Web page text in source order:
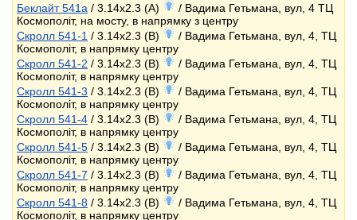
Беклайт 541a / 3.14x2.3 (A)
/ Вадима Гетьмана, вул, 4 ТЦ
Космополіт, на мосту, в напрямку з центру
Скролл 541-1 / 3.14x2.3 (B)
/ Вадима Гетьмана, вул, 4, ТЦ
Космополіт, в напрямку центру
Скролл 541-2 / 3.14x2.3 (B)
/ Вадима Гетьмана, вул, 4, ТЦ
Космополіт, в напрямку центру
Скролл 541-3 / 3.14x2.3 (B)
/ Вадима Гетьмана, вул, 4, ТЦ
Космополіт, в напрямку центру
Скролл 541-4 / 3.14x2.3 (B)
/ Вадима Гетьмана, вул, 4, ТЦ
Космополіт, в напрямку центру
Скролл 541-5 / 3.14x2.3 (B)
/ Вадима Гетьмана, вул, 4, ТЦ
Космополіт, в напрямку центру
Скролл 541-7 / 3.14x2.3 (B)
/ Вадима Гетьмана, вул, 4, ТЦ
Космополіт, в напрямку центру
Скролл 541-8 / 3.14x2.3 (B)
/ Вадима Гетьмана, вул, 4, ТЦ
Космополіт, в напрямку центру